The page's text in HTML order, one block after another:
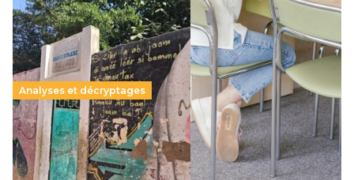
Analyses et décryptages
258 millions d’enfants victimes de la guerre, des
chocs climatiques et des déplacements de
population